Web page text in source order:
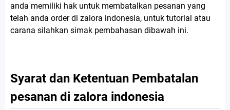
anda memiliki hak untuk membatalkan pesanan yang
telah anda order di zalora indonesia, untuk tutorial atau
carana silahkan simak pembahasan dibawah ini.
Syarat dan Ketentuan Pembatalan
pesanan di zalora indonesia